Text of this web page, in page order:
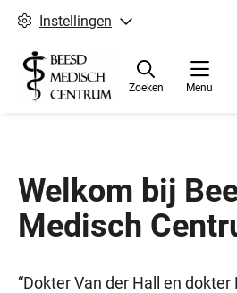
Instellingen
Menu
Zoeken
Welkom bij
Medisch
“Dokter Van der Hall en